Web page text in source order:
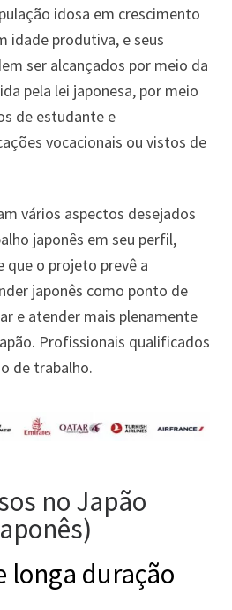
idosa em crescimento
idade produtiva, e seus
ser alcançados por meio da
pela lei japonesa, por meio
de estudante e
vocacionais ou vistos de
vários aspectos desejados
japonês em seu perfil,
o projeto prevê a
japonês como ponto de
e atender mais plenamente
Profissionais qualificados
de trabalho.
no Japão
longa duração